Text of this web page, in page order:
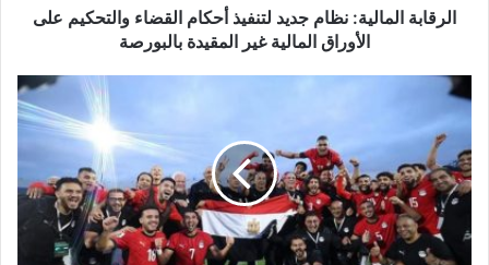
الأوراق
المقيدة
بالبورصة
الرقابة المالية: نظام جديد لتنفيذ أحكام القضاء والتحكيم على
الأوراق المالية غير المقيدة بالبورصة
اعرف
مواعيد
مباريات
مصر
في
كأس
العالم
2026